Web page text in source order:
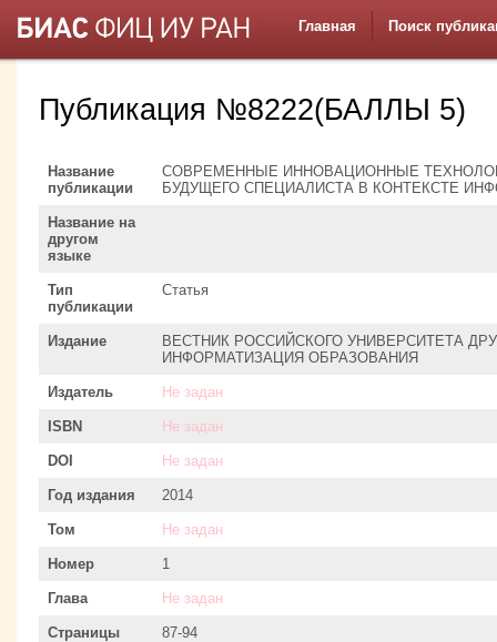
Главная Поиск
Публикация №8222(БАЛЛЫ 5)
Название
публикации
СОВРЕМЕННЫЕ ИННОВАЦИОННЫЕ
БУДУЩЕГО СПЕЦИАЛИСТА В КОНТЕКСТЕ
Название на
другом
языке
Тип
публикации
Статья
Издание
ВЕСТНИК РОССИЙСКОГО УНИВЕРСИТЕТА
ИНФОРМАТИЗАЦИЯ ОБРАЗОВАНИЯ
Издатель Не задан
ISBN Не задан
DOI Не задан
Год издания 2014
Том Не задан
Номер 1
Глава Не задан
Страницы 87-94